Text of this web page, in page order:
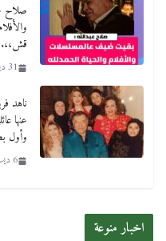
صلاح
قش،،.
31 ديسمبر، 2023
ناهد
عنها
وأول
6 ديسمبر، 2023
اخبار منوعة